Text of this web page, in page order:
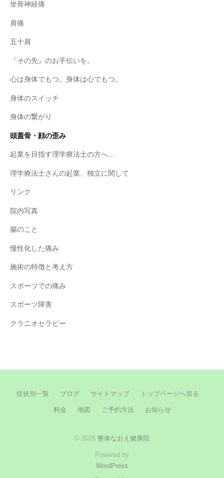
坐骨神経痛
肩痛
五十肩
『その先』のお手伝いを。
心は身体でもつ。身体は心でもつ。
身体のスイッチ
身体の繋がり
頭蓋骨・顔の歪み
起業を目指す理学療法士の方へ…
理学療法士さんの起業、独立に関して
リンク
院内写真
腸のこと
慢性化した痛み
施術の特徴と考え方
スポーツでの痛み
スポーツ障害
クラニオセラピー
症状別一覧 ブログ サイトマップ トップページへ戻る
料金 地図 ご予約方法 お知らせ
© 2026 整体なおえ健康院
Powered by
WordPress